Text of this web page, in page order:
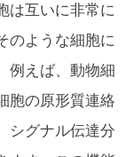
は互いに非常に
のような細胞に
例えば、動物細
胞の原形質連絡
シグナル伝達分